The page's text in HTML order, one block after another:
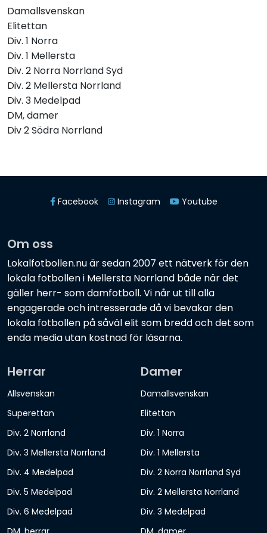
Damallsvenskan
Elitettan
Div. 1 Norra
Div. 1 Mellersta
Div. 2 Norra Norrland Syd
Div. 2 Mellersta Norrland
Div. 3 Medelpad
DM, damer
Div 2 Södra Norrland
Facebook Instagram Youtube
Om oss
Lokalfotbollen.nu är sedan 2007 ett nätverk för den
lokala fotbollen i Mellersta Norrland både när det
gäller herr- som damfotboll. Vi når ut till alla
engagerade och intresserade då vi bevakar den
lokala fotbollen på såväl elit som bredd och det som
enda media utan kostnad för läsarna.
Herrar
Allsvenskan
Superettan
Div. 2 Norrland
Div. 3 Mellersta Norrland
Div. 4 Medelpad
Div. 5 Medelpad
Div. 6 Medelpad
Damer
Damallsvenskan
Elitettan
Div. 1 Norra
Div. 1 Mellersta
Div. 2 Norra Norrland Syd
Div. 2 Mellersta Norrland
Div. 3 Medelpad